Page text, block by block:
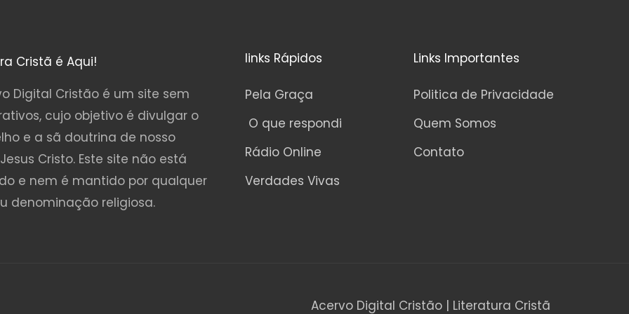
Cristã é Aqui!
Digital Cristão é um site sem
cujo objetivo é divulgar o
e a sã doutrina de nosso
Cristo. Este site não está
e nem é mantido por qualquer
denominação religiosa.
links Rápidos
Pela Graça
O que respondi
Rádio Online
Verdades Vivas
Links Importantes
Politica de Privacidade
Quem Somos
Contato
Acervo Digital Cristão | Literatura Cristã